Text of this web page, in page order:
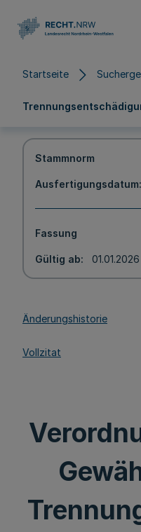
Startseite
Stammnorm
Ausfertigungsdatum
Fassung
Gültig ab 01.01.2026
Änderungshistorie
Vollzitat